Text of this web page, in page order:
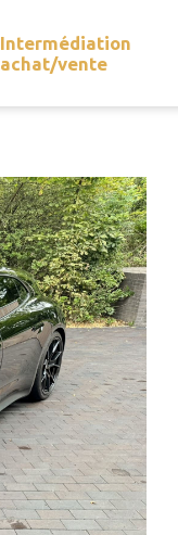
Intermédiation
achat/vente